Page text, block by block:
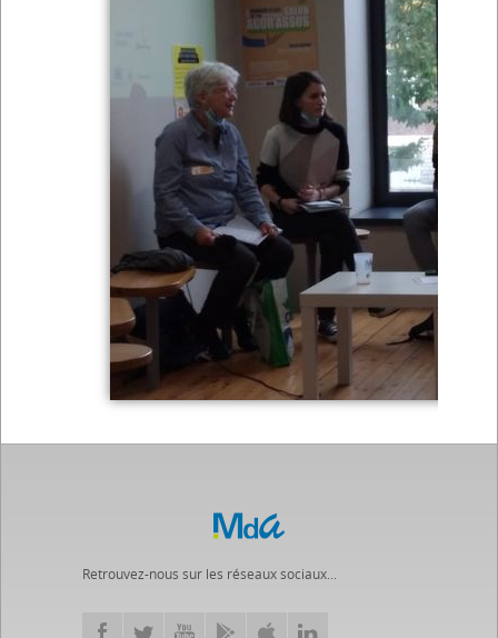
Retrouvez-nous sur les réseaux sociaux...